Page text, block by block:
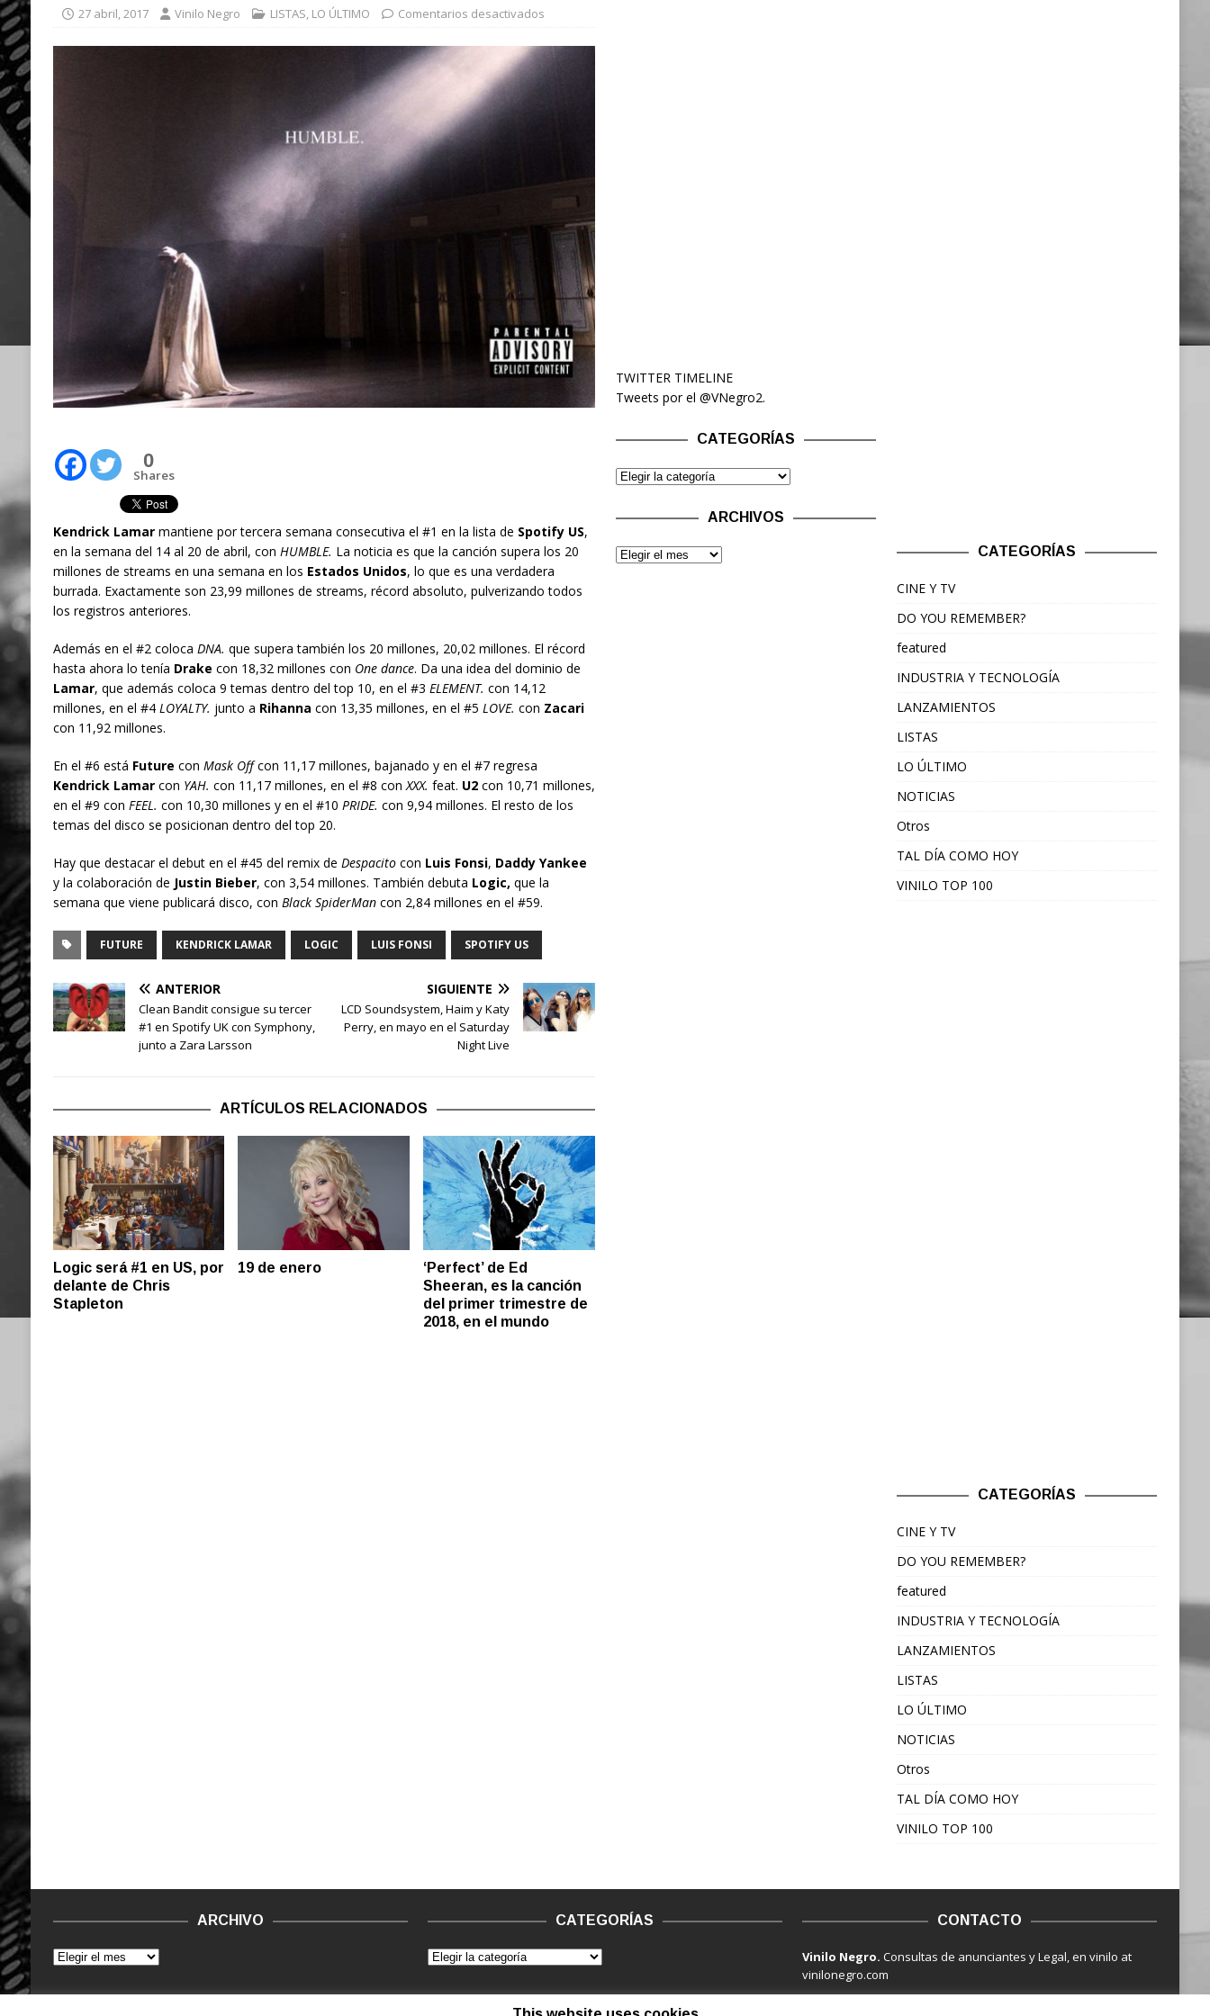
27 abril, 2017 Vinilo Negro LISTAS, LO ÚLTIMO Comentarios desactivados
0
Shares
Kendrick Lamarmantiene por tercera semana consecutiva el #1 en la lista de Spotify US,
en la semana del 14 al 20 de abril, con HUMBLE. La noticia es que la canción supera los 20
millones de streams en una semana en los Estados Unidos, lo que es una verdadera
burrada. Exactamente son 23,99 millones de streams, récord absoluto, pulverizando todos
los registros anteriores.
Además en el #2 coloca DNA. que supera también los 20 millones, 20,02 millones. El récord
hasta ahora lo tenía Drake con 18,32 millones con One dance. Da una idea del dominio de
Lamar, que además coloca 9 temas dentro del top 10, en el #3 ELEMENT. con 14,12
millones, en el #4 LOYALTY. junto a Rihanna con 13,35 millones, en el #5 LOVE. con Zacari
con 11,92 millones.
En el #6 está Future con Mask Offcon 11,17 millones, bajanado y en el #7 regresa
Kendrick Lamarcon YAH. con 11,17 millones, en el #8 con XXX. feat. U2con 10,71 millones,
en el #9 con FEEL. con 10,30 millones y en el #10 PRIDE. con 9,94 millones. El resto de los
temas del disco se posicionan dentro del top 20.
Hay que destacar el debut en el #45 del remix de Despacitocon Luis Fonsi, Daddy Yankee
y la colaboración de Justin Bieber, con 3,54 millones. También debuta Logic, que la
semana que viene publicará disco, con Black SpiderMancon 2,84 millones en el #59.
FUTURE KENDRICK LAMAR LOGIC LUIS FONSI SPOTIFY US
ANTERIOR
Clean Bandit consigue su tercer
#1 en Spotify UK con Symphony,
junto a Zara Larsson
SIGUIENTE
LCD Soundsystem, Haim y Katy
Perry, en mayo en el Saturday
Night Live
ARTÍCULOS RELACIONADOS
Logic será #1 en US, por
delante de Chris
Stapleton
19 de enero
‘Perfect’ de Ed
Sheeran, es la canción
del primer trimestre de
2018, en el mundo
TWITTER TIMELINE
Tweets por el @VNegro2.
CATEGORÍAS
ARCHIVOS
CATEGORÍAS
CINE Y TV
DO YOU REMEMBER?
featured
INDUSTRIA Y TECNOLOGÍA
LANZAMIENTOS
LISTAS
LO ÚLTIMO
NOTICIAS
Otros
TAL DÍA COMO HOY
VINILO TOP 100
CATEGORÍAS
CINE Y TV
DO YOU REMEMBER?
featured
INDUSTRIA Y TECNOLOGÍA
LANZAMIENTOS
LISTAS
LO ÚLTIMO
NOTICIAS
Otros
TAL DÍA COMO HOY
VINILO TOP 100
ARCHIVO CATEGORÍAS CONTACTO
Vinilo Negro.Consultas de anunciantes y Legal, en vinilo at
vinilonegro.com